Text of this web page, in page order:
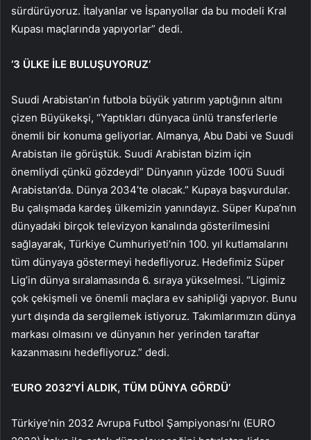
sürdürüyoruz. İtalyanlar ve İspanyollar da bu modeli Kral
Kupası maçlarında yapıyorlar” dedi.
‘3 ÜLKE İLE BULUŞUYORUZ’
Suudi Arabistan’ın futbola büyük yatırım yaptığının altını
çizen Büyükekşi, “Yaptıkları dünyaca ünlü transferlerle
önemli bir konuma geliyorlar. Almanya, Abu Dabi ve Suudi
Arabistan ile görüştük. Suudi Arabistan bizim için
önemliydi çünkü gözdeydi” Dünyanın yüzde 100’ü Suudi
Arabistan’da. Dünya 2034’te olacak.” Kupaya başvurdular.
Bu çalışmada kardeş ülkemizin yanındayız. Süper Kupa’nın
dünyadaki birçok televizyon kanalında gösterilmesini
sağlayarak, Türkiye Cumhuriyeti’nin 100. yıl kutlamalarını
tüm dünyaya göstermeyi hedefliyoruz. Hedefimiz Süper
Lig’in dünya sıralamasında 6. sıraya yükselmesi. “Ligimiz
çok çekişmeli ve önemli maçlara ev sahipliği yapıyor. Bunu
yurt dışında da sergilemek istiyoruz. Takımlarımızın dünya
markası olmasını ve dünyanın her yerinden taraftar
kazanmasını hedefliyoruz.” dedi.
‘EURO 2032’Yİ ALDIK, TÜM DÜNYA GÖRDÜ’
Türkiye’nin 2032 Avrupa Futbol Şampiyonası’nı (EURO